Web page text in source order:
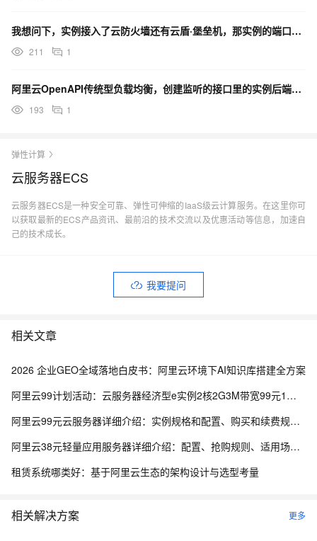
我想问下，实例接入了云防火墙还有云盾·堡垒机，那实例的端口是由堡垒机控制还是防火墙控制?
211 1
阿里云OpenAPI传统型负载均衡，创建监听的接口里的实例后端使用的端口。这个参数怎么设置？
193 1
弹性计算
云服务器ECS
云服务器ECS是一种安全可靠、弹性可伸缩的IaaS级云计算服务。在这里你可
以获取最新的ECS产品资讯、最前沿的技术交流以及优惠活动等信息，加速自
己的技术成长。
我要提问
相关文章
2026 企业GEO全域落地白皮书：阿里云环境下AI知识库搭建全方案
阿里云99计划活动：云服务器经济型e实例2核2G3M带宽99元1年，还有99套餐专属优惠
阿里云99元云服务器详细介绍：实例规格和配置、购买和续费规则、适用场景解析
阿里云38元轻量应用服务器详细介绍：配置、抢购规则、适用场景与选购攻略
租赁系统哪类好：基于阿里云生态的架构设计与选型考量
相关解决方案 更多